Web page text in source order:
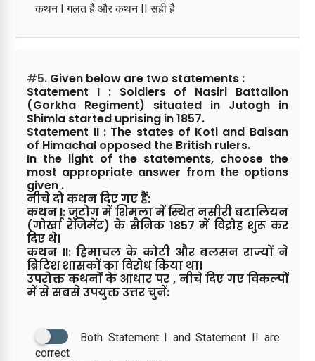
कथन I गलत है और कथन II सही है
#5. Given below are two statements :
Statement I : Soldiers of Nasiri Battalion
(Gorkha Regiment) situated in Jutogh in
Shimla started uprising in 1857.
Statement II : The states of Koti and Balsan
of Himachal opposed the British rulers.
In the light of the statements, choose the
most appropriate answer from the options
given .
नीचे दो कथन दिए गए हैं:
कथन I: जुटोग में शिमला में स्थित नसीरी बटालियन
(गोर्खा रेजिमेंट) के सैनिक 1857 में विद्रोह शुरू कर
दिए थे।
कथन II: हिमाचल के कोटी और बलसन राज्यों ने
ब्रिटिश शासकों का विरोध किया था।
उपरोक्त कथनों के आधार पर , नीचे दिए गए विकल्पों
में से सबसे उपयुक्त उत्तर चुनें:
Both Statement I and Statement II are
correct